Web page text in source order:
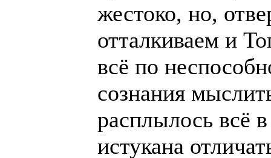
жестоко, но,
отталкиваем и
всё по
сознания
расплылось всё
истукана